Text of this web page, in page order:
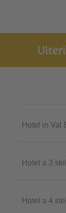
Hotel in Val
Hotel a 3
Hotel a 4